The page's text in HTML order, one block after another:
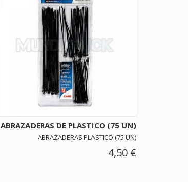
ABRAZADERAS DE PLASTICO (75 UN)
ABRAZADERAS PLASTICO (75 UN)
4,50 €